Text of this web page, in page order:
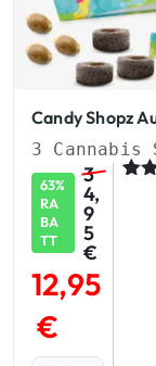
63%
RA
BA
TT
3
4,
9
5
€
12,95
€